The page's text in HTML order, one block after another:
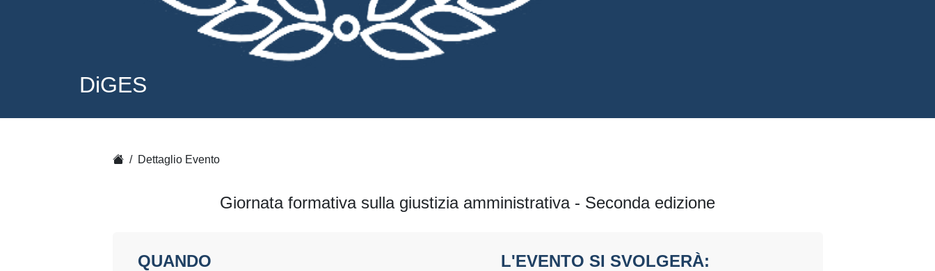
DiGES
Dettaglio Evento
Giornata formativa sulla giustizia amministrativa - Seconda edizione
QUANDO L'EVENTO SI SVOLGERÀ: